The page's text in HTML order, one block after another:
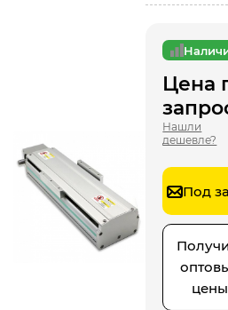
Цена
Нашли
дешевле?
Под
цены